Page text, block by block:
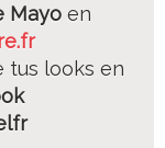
Mayo en
fr
tus looks en